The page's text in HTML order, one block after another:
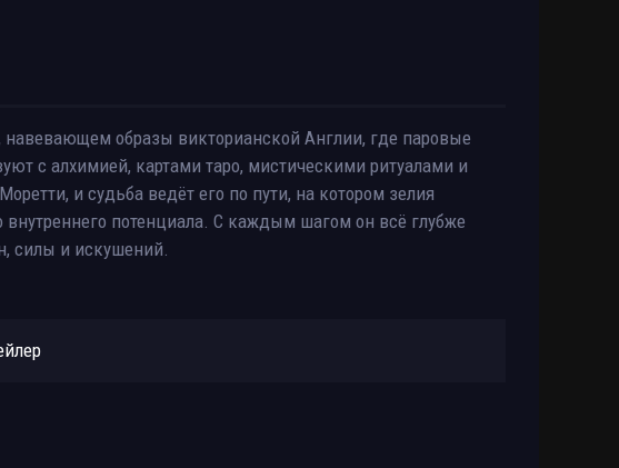
образы викторианской Англии, где паровые
с алхимией, картами таро, мистическими ритуалами и
и судьба ведёт его по пути, на котором зелия
потенциала. С каждым шагом он всё глубже
силы и искушений.